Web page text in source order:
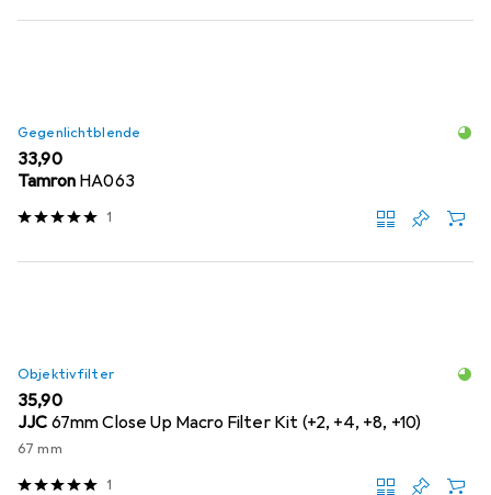
Gegenlichtblende
EUR
33,90
Tamron HA063
1
Objektivfilter
EUR
35,90
JJC 67mm Close Up Macro Filter Kit (+2, +4, +8, +10)
67 mm
1